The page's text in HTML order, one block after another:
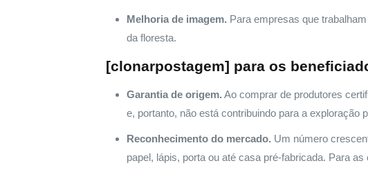
Melhoria de imagem. Para empresas que
da floresta.
[clonarpostagem] para os
Garantia de origem. Ao comprar de produtores
e, portanto, não está contribuindo para a exploração
Reconhecimento do mercado. Um número
papel, lápis, porta ou até casa pré-fabricada. Para